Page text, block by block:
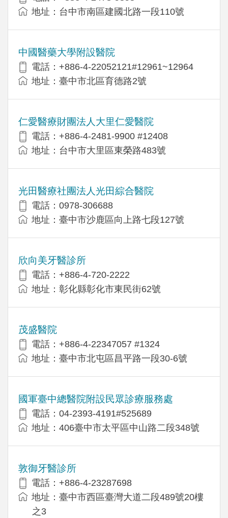
地址：台中市南區建國北路一段110號
中國醫藥大學附設醫院
電話：+886-4-22052121#12961~12964
地址：臺中市北區育德路2號
仁愛醫療財團法人大里仁愛醫院
電話：+886-4-2481-9900 #12408
地址：台中市大里區東榮路483號
光田醫療社團法人光田綜合醫院
電話：0978-306688
地址：臺中市沙鹿區向上路七段127號
欣向美牙醫診所
電話：+886-4-720-2222
地址：彰化縣彰化市東民街62號
茂盛醫院
電話：+886-4-22347057 #1324
地址：臺中市北屯區昌平路一段30-6號
國軍臺中總醫院附設民眾診療服務處
電話：04-2393-4191#525689
地址：406臺中市太平區中山路二段348號
敦御牙醫診所
電話：+886-4-23287698
地址：臺中市西區臺灣大道二段489號20樓
之3